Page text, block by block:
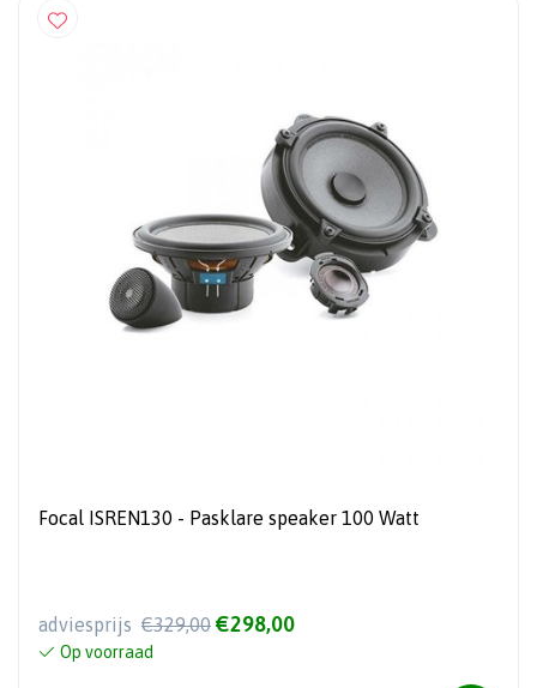
Focal ISREN130 - Pasklare speaker 100 Watt
adviesprijs €329,00 €298,00
Op voorraad